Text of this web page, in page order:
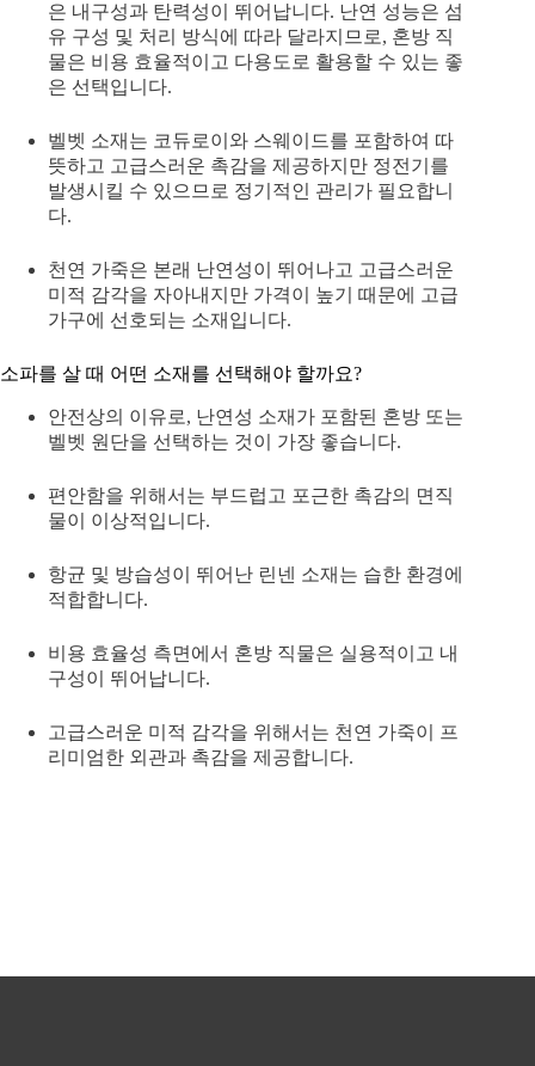
은 내구성과 탄력성이 뛰어납니다. 난연 성능은 섬
유 구성 및 처리 방식에 따라 달라지므로, 혼방 직
물은 비용 효율적이고 다용도로 활용할 수 있는 좋
은 선택입니다.
벨벳 소재는 코듀로이와 스웨이드를 포함하여 따
뜻하고 고급스러운 촉감을 제공하지만 정전기를
발생시킬 수 있으므로 정기적인 관리가 필요합니
다.
천연 가죽은 본래 난연성이 뛰어나고 고급스러운
미적 감각을 자아내지만 가격이 높기 때문에 고급
가구에 선호되는 소재입니다.
소파를 살 때 어떤 소재를 선택해야 할까요?
안전상의 이유로, 난연성 소재가 포함된 혼방 또는
벨벳 원단을 선택하는 것이 가장 좋습니다.
편안함을 위해서는 부드럽고 포근한 촉감의 면직
물이 이상적입니다.
항균 및 방습성이 뛰어난 린넨 소재는 습한 환경에
적합합니다.
비용 효율성 측면에서 혼방 직물은 실용적이고 내
구성이 뛰어납니다.
고급스러운 미적 감각을 위해서는 천연 가죽이 프
리미엄한 외관과 촉감을 제공합니다.